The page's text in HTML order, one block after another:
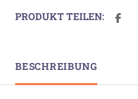
PRODUKT TEILEN:
BESCHREIBUNG